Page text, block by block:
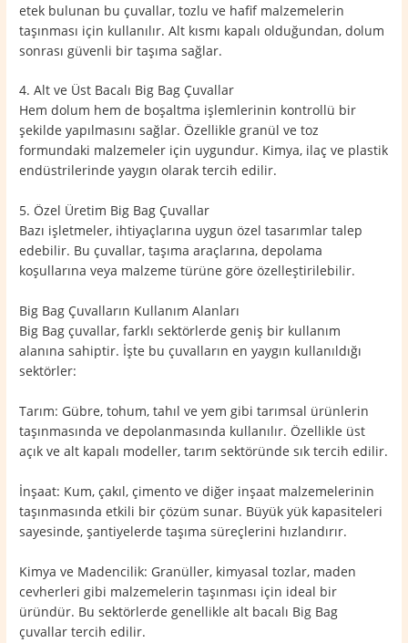
etek bulunan bu çuvallar, tozlu ve hafif malzemelerin
taşınması için kullanılır. Alt kısmı kapalı olduğundan, dolum
sonrası güvenli bir taşıma sağlar.
4. Alt ve Üst Bacalı Big Bag Çuvallar
Hem dolum hem de boşaltma işlemlerinin kontrollü bir
şekilde yapılmasını sağlar. Özellikle granül ve toz
formundaki malzemeler için uygundur. Kimya, ilaç ve plastik
endüstrilerinde yaygın olarak tercih edilir.
5. Özel Üretim Big Bag Çuvallar
Bazı işletmeler, ihtiyaçlarına uygun özel tasarımlar talep
edebilir. Bu çuvallar, taşıma araçlarına, depolama
koşullarına veya malzeme türüne göre özelleştirilebilir.
Big Bag Çuvalların Kullanım Alanları
Big Bag çuvallar, farklı sektörlerde geniş bir kullanım
alanına sahiptir. İşte bu çuvalların en yaygın kullanıldığı
sektörler:
Tarım: Gübre, tohum, tahıl ve yem gibi tarımsal ürünlerin
taşınmasında ve depolanmasında kullanılır. Özellikle üst
açık ve alt kapalı modeller, tarım sektöründe sık tercih edilir.
İnşaat: Kum, çakıl, çimento ve diğer inşaat malzemelerinin
taşınmasında etkili bir çözüm sunar. Büyük yük kapasiteleri
sayesinde, şantiyelerde taşıma süreçlerini hızlandırır.
Kimya ve Madencilik: Granüller, kimyasal tozlar, maden
cevherleri gibi malzemelerin taşınması için ideal bir
üründür. Bu sektörlerde genellikle alt bacalı Big Bag
çuvallar tercih edilir.